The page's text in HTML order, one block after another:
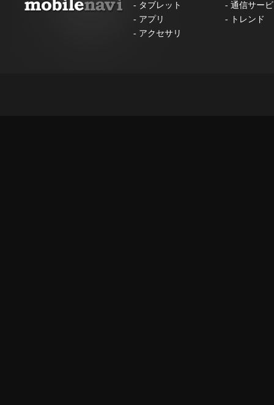
- タブレット - 通信サー
- アプリ -
トレンド
- アクセサリ